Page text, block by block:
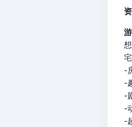
-
-
-
-
-